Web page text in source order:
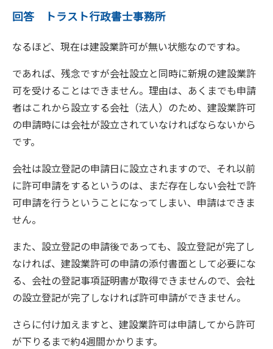
回答 トラスト行政書士事務所
なるほど、現在は建設業許可が無い状態なのですね。
であれば、残念ですが会社設立と同時に新規の建設業許
可を受けることはできません。理由は、あくまでも申請
者はこれから設立する会社（法人）のため、建設業許可
の申請時には会社が設立されていなければならないから
です。
会社は設立登記の申請日に設立されますので、それ以前
に許可申請をするというのは、まだ存在しない会社で許
可申請を行うということになってしまい、申請はできま
せん。
また、設立登記の申請後であっても、設立登記が完了し
なければ、建設業許可の申請の添付書面として必要にな
る、会社の登記事項証明書が取得できませんので、会社
の設立登記が完了しなければ許可申請ができません。
さらに付け加えますと、建設業許可は申請してから許可
が下りるまで約4週間かかります。